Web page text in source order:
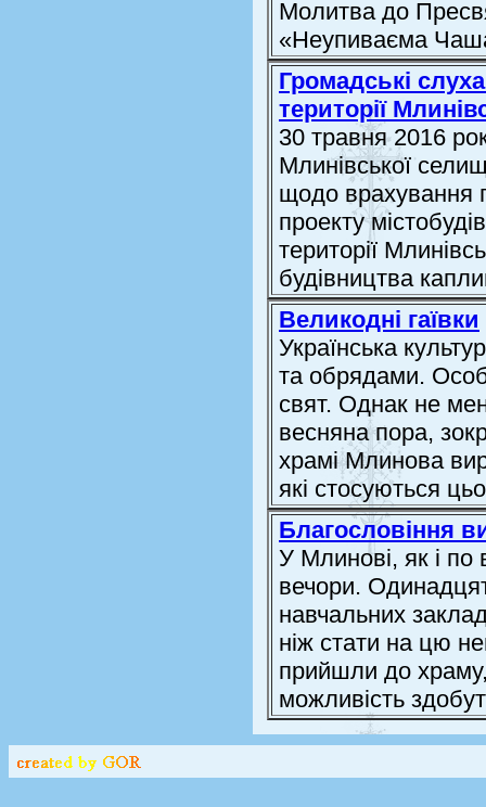
Молитва до
«Неупиваєма
Громадські
території
30 травня 2016
Млинівської
щодо врахування
проекту
території
будівництва
Великодні гаївки
Українська
та обрядами.
свят. Однак не
весняна пора,
храмі Млинова
які стосуються
Благословіння
У Млинові, як і по
вечори.
навчальних
ніж стати на цю
прийшли до
можливість